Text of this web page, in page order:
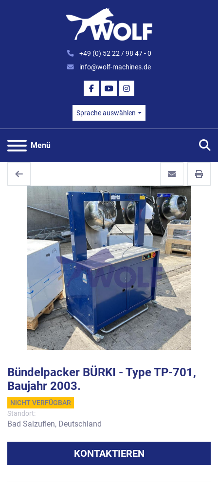
+49 (0) 52 22 / 98 47 - 0
info@wolf-machines.de
FACEBOOK
YOUTUBEINSTAGRAM
Sprache auswählen
Menü
Bündelpacker BÜRKI - Type TP-701,
Baujahr 2003.
NICHT VERFÜGBAR
Standort:
Bad Salzuflen, Deutschland
KONTAKTIEREN